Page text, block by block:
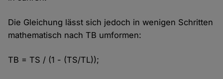
Die Gleichung lässt sich jedoch in wenigen Schritten
mathematisch nach TB umformen:
TB = TS / (1 - (TS/TL));